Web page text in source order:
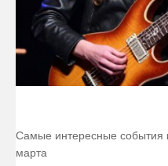
Самые интересные события
марта